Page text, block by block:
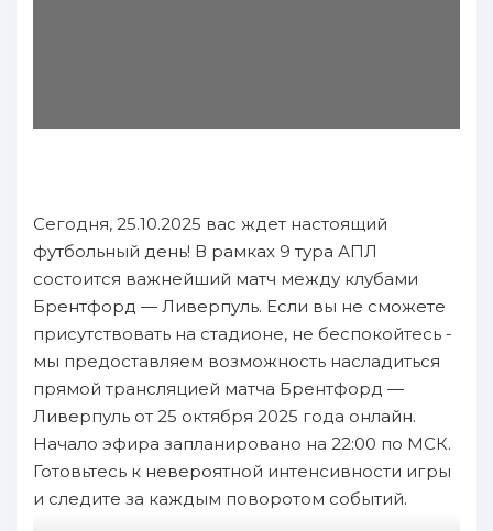
Сегодня, 25.10.2025 вас ждет настоящий
футбольный день! В рамках 9 тура АПЛ
состоится важнейший матч между клубами
Брентфорд — Ливерпуль. Если вы не сможете
присутствовать на стадионе, не беспокойтесь -
мы предоставляем возможность насладиться
прямой трансляцией матча Брентфорд —
Ливерпуль от 25 октября 2025 года онлайн.
Начало эфира запланировано на 22:00 по МСК.
Готовьтесь к невероятной интенсивности игры
и следите за каждым поворотом событий.